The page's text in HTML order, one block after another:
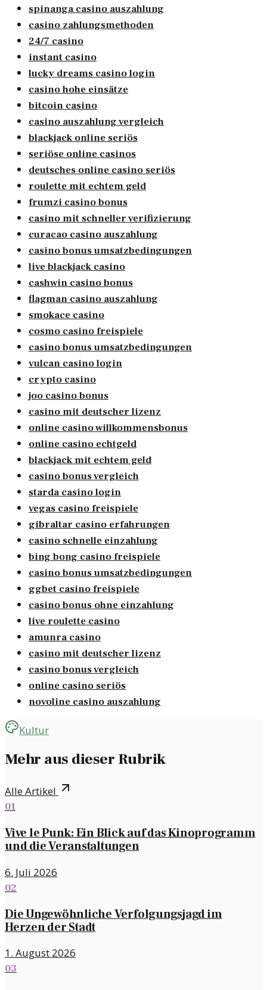
spinanga casino auszahlung
casino zahlungsmethoden
24/7 casino
instant casino
lucky dreams casino login
casino hohe einsätze
bitcoin casino
casino auszahlung vergleich
blackjack online seriös
seriöse online casinos
deutsches online casino seriös
roulette mit echtem geld
frumzi casino bonus
casino mit schneller verifizierung
curacao casino auszahlung
casino bonus umsatzbedingungen
live blackjack casino
cashwin casino bonus
flagman casino auszahlung
smokace casino
cosmo casino freispiele
casino bonus umsatzbedingungen
vulcan casino login
crypto casino
joo casino bonus
casino mit deutscher lizenz
online casino willkommensbonus
online casino echtgeld
blackjack mit echtem geld
casino bonus vergleich
starda casino login
vegas casino freispiele
gibraltar casino erfahrungen
casino schnelle einzahlung
bing bong casino freispiele
casino bonus umsatzbedingungen
ggbet casino freispiele
casino bonus ohne einzahlung
live roulette casino
amunra casino
casino mit deutscher lizenz
casino bonus vergleich
online casino seriös
novoline casino auszahlung
Kultur
Mehr aus dieser Rubrik
Alle Artikel
01
Vive le Punk: Ein Blick auf das Kinoprogramm
und die Veranstaltungen
6. Juli 2026
02
Die Ungewöhnliche Verfolgungsjagd im
Herzen der Stadt
1. August 2026
03